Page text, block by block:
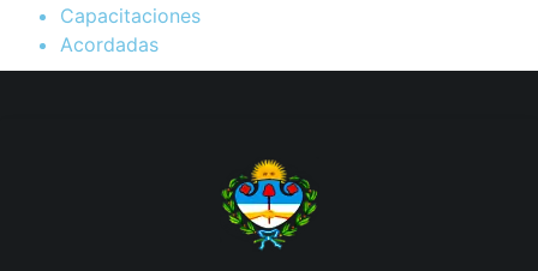
Capacitaciones
Acordadas